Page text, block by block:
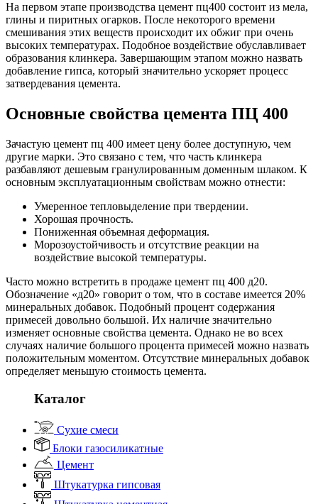
На первом этапе производства цемент пц400 состоит из мела,
глины и пиритных огарков. После некоторого времени
смешивания этих веществ происходит их обжиг при очень
высоких температурах. Подобное воздействие обуславливает
образования клинкера. Завершающим этапом можно назвать
добавление гипса, который значительно ускоряет процесс
затвердевания цемента.
Основные свойства цемента ПЦ 400
Зачастую цемент пц 400 имеет цену более доступную, чем
другие марки. Это связано с тем, что часть клинкера
разбавляют дешевым гранулированным доменным шлаком. К
основным эксплуатационным свойствам можно отнести:
Умеренное тепловыделение при твердении.
Хорошая прочность.
Пониженная объемная деформация.
Морозоустойчивость и отсутствие реакции на
воздействие высокой температуры.
Часто можно встретить в продаже цемент пц 400 д20.
Обозначение «д20» говорит о том, что в составе имеется 20%
минеральных добавок. Подобный процент содержания
примесей довольно большой. Их наличие значительно
изменяет основные свойства цемента. Однако не во всех
случаях наличие большого процента примесей можно назвать
положительным моментом. Отсутствие минеральных добавок
определяет меньшую стоимость цемента.
Каталог
Сухие смеси
Блоки газосиликатные
Цемент
Штукатурка гипсовая